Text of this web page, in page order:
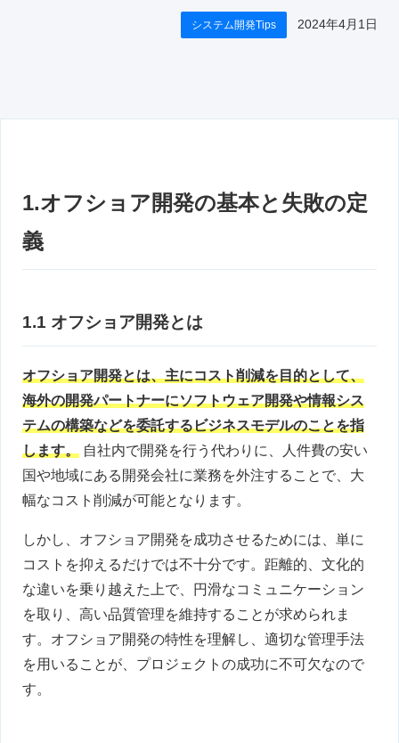
システム開発Tips 2024年4月1日
1.オフショア開発の基本と失敗の定
義
1.1 オフショア開発とは
オフショア開発とは、主にコスト削減を目的として、
海外の開発パートナーにソフトウェア開発や情報シス
テムの構築などを委託するビジネスモデルのことを指
します。 自社内で開発を行う代わりに、人件費の安い
国や地域にある開発会社に業務を外注することで、大
幅なコスト削減が可能となります。
しかし、オフショア開発を成功させるためには、単に
コストを抑えるだけでは不十分です。距離的、文化的
な違いを乗り越えた上で、円滑なコミュニケーション
を取り、高い品質管理を維持することが求められま
す。オフショア開発の特性を理解し、適切な管理手法
を用いることが、プロジェクトの成功に不可欠なので
す。